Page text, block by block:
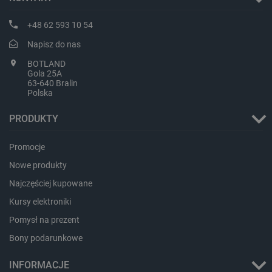
+48 62 593 10 54
Napisz do nas
BOTLAND
Gola 25A
63-640 Bralin
Polska
PRODUKTY
Promocje
Nowe produkty
Najczęściej kupowane
Kursy elektroniki
Pomysł na prezent
Bony podarunkowe
INFORMACJE